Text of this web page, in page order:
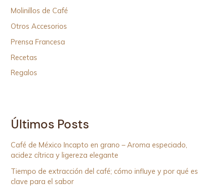
Molinillos de Café
Otros Accesorios
Prensa Francesa
Recetas
Regalos
Últimos Posts
Café de México Incapto en grano – Aroma especiado,
acidez cítrica y ligereza elegante
Tiempo de extracción del café; cómo influye y por qué es
clave para el sabor